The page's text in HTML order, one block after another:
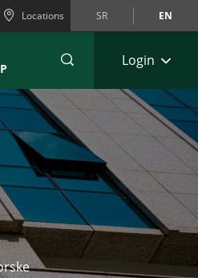
Locations SR EN
Login